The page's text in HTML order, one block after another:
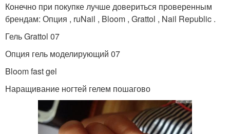
Конечно при покупке лучше довериться проверенным
брендам: Опция , ruNail , Bloom , Grattol , Nail Republic .
Гель Grattol 07
Опция гель моделирующий 07
Bloom fast gel
Наращивание ногтей гелем пошагово